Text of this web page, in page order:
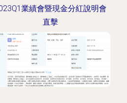
業績會暨現金分紅說明會
直擊